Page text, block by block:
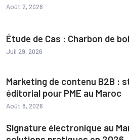
Août 2, 2026
Étude de Cas : Charbon de
Juil 29, 2026
Marketing de contenu B2B :
éditorial pour PME au Maroc
Août 8, 2026
Signature électronique au